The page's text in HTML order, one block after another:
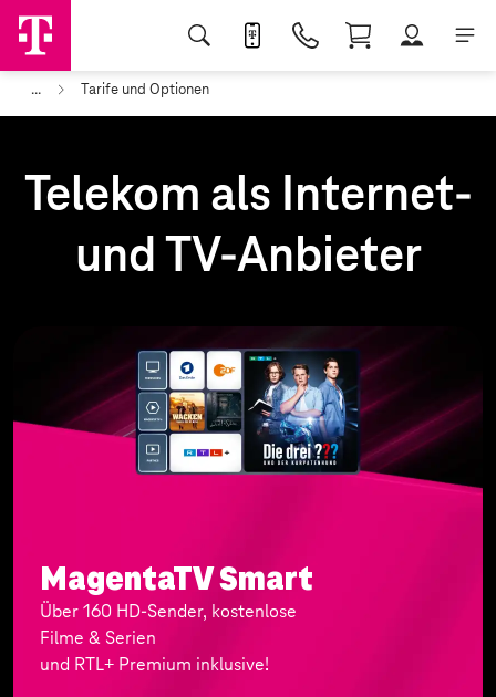
... Tarife und Optionen
Telekom als Internet-
und TV-Anbieter
MagentaTV Smart
Über 160 HD-Sender, kostenlose
Filme & Serien
und RTL+ Premium inklusive!